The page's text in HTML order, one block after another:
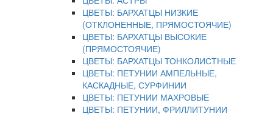
ЦВЕТЫ: БАРХАТЦЫ НИЗКИЕ
(ОТКЛОНЕННЫЕ, ПРЯМОСТОЯЧИЕ)
ЦВЕТЫ: БАРХАТЦЫ ВЫСОКИЕ
(ПРЯМОСТОЯЧИЕ)
ЦВЕТЫ: БАРХАТЦЫ ТОНКОЛИСТНЫЕ
ЦВЕТЫ: ПЕТУНИИ АМПЕЛЬНЫЕ,
КАСКАДНЫЕ, СУРФИНИИ
ЦВЕТЫ: ПЕТУНИИ МАХРОВЫЕ
ЦВЕТЫ: ПЕТУНИИ, ФРИЛЛИТУНИИ